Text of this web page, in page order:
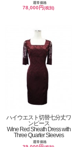
通常価格
78,000円(税別)
ハイウエスト切替七分丈ワ
ンピース
Wine Red Sheath Dress with
Three Quarter Sleeves
通常価格